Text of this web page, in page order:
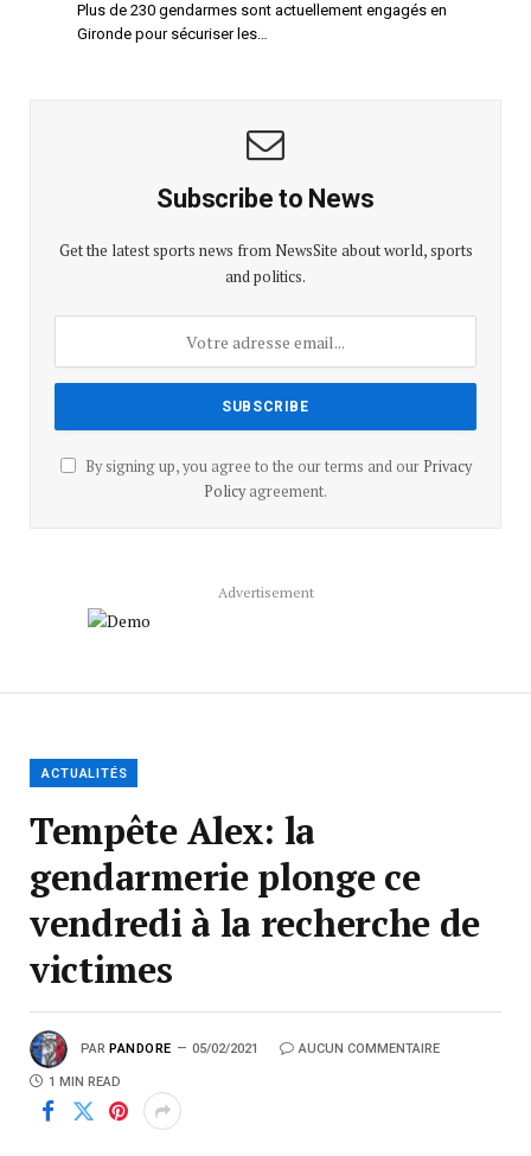
Plus de 230 gendarmes sont actuellement engagés en
Gironde pour sécuriser les…
Subscribe to News
Get the latest sports news from NewsSite about world, sports
and politics.
By signing up, you agree to the our terms and our Privacy
Policyagreement.
Advertisement
ACTUALITÉS
Tempête Alex: la
gendarmerie plonge ce
vendredi à la recherche de
victimes
PAR PANDORE 05/02/2021 AUCUN COMMENTAIRE
1 MIN READ